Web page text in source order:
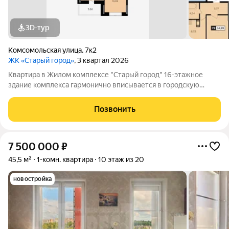
3D-тур
Комсомольская улица,7к2
ЖК «Старый город», 3 квартал 2026
Квартира в Жилом комплексе "Старый город" 16-этажное
здание комплекса гармонично вписывается в городскую
различных планировок ждут своих счастливых обладателей.
Современные технологии и
Позвонить
7 500 000 ₽
45,5 м² 1-комн. квартира 10 этаж из 20
новостройка